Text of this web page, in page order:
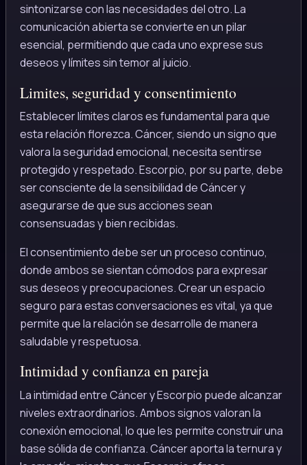
sintonizarse con las necesidades del otro. La
comunicación abierta se convierte en un pilar
esencial, permitiendo que cada uno exprese sus
deseos y límites sin temor al juicio.
Limites, seguridad y consentimiento
Establecer límites claros es fundamental para que
esta relación florezca. Cáncer, siendo un signo que
valora la seguridad emocional, necesita sentirse
protegido y respetado. Escorpio, por su parte, debe
ser consciente de la sensibilidad de Cáncer y
asegurarse de que sus acciones sean
consensuadas y bien recibidas.
El consentimiento debe ser un proceso continuo,
donde ambos se sientan cómodos para expresar
sus deseos y preocupaciones. Crear un espacio
seguro para estas conversaciones es vital, ya que
permite que la relación se desarrolle de manera
saludable y respetuosa.
Intimidad y confianza en pareja
La intimidad entre Cáncer y Escorpio puede alcanzar
niveles extraordinarios. Ambos signos valoran la
conexión emocional, lo que les permite construir una
base sólida de confianza. Cáncer aporta la ternura y